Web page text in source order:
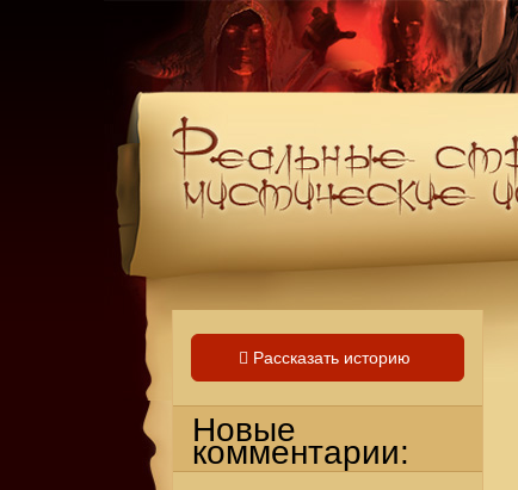
Рассказать историю
Новые
комментарии: